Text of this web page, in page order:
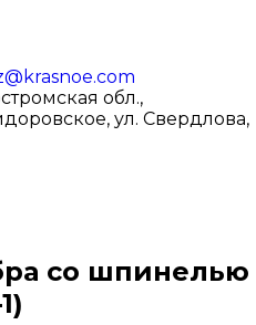
обл.,
ул. Свердлова,
со шпинелью